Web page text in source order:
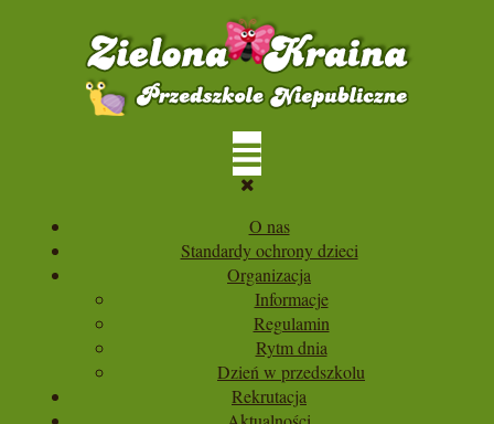
O nas
Standardy ochrony dzieci
Organizacja
Informacje
Regulamin
Rytm dnia
Dzień w przedszkolu
Rekrutacja